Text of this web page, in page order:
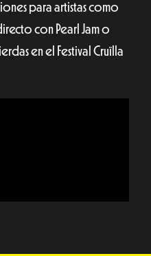
para artistas como
con Pearl Jam o
en el Festival Cruïlla